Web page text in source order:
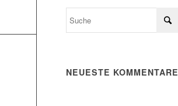
NEUESTE KOMMENTARE